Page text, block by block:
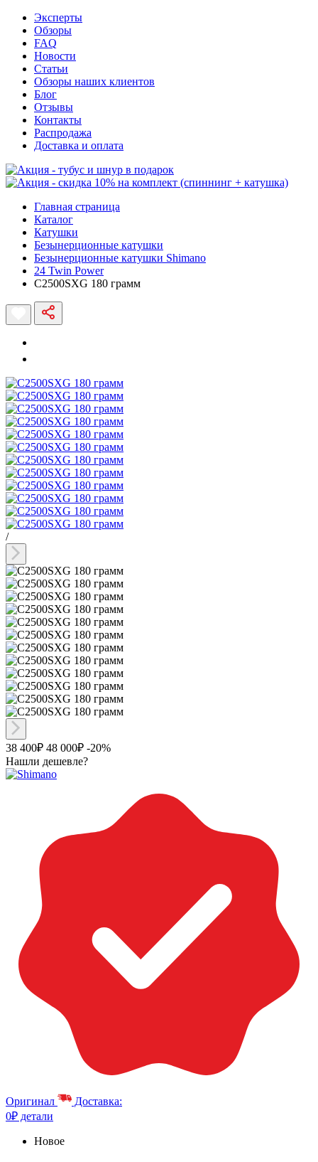
Эксперты
Обзоры
FAQ
Новости
Статьи
Обзоры наших клиентов
Блог
Отзывы
Контакты
Распродажа
Доставка и оплата
Главная страница
Каталог
Катушки
Безынерционные катушки
Безынерционные катушки Shimano
24 Twin Power
C2500SXG 180 грамм
/
38 400₽ 48 000₽ -20%
Нашли дешевле?
Оригинал
Доставка:
0₽ детали
Новое